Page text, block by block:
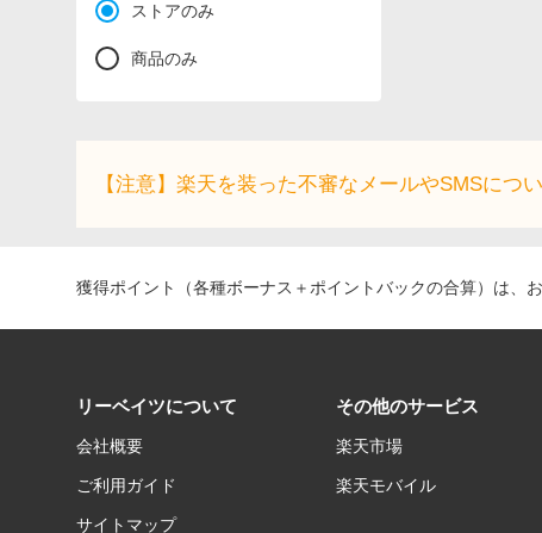
ストアのみ
商品のみ
【注意】楽天を装った不審なメールやSMSにつ
獲得ポイント（各種ボーナス＋ポイントバックの合算）は、
リーベイツについて
会社概要
ご利用ガイド
サイトマップ
その他のサービス
楽天市場
楽天モバイル